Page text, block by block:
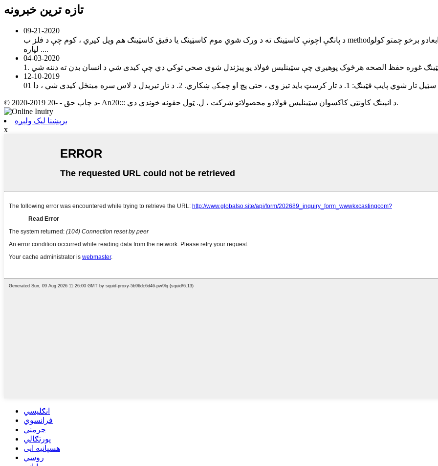
تازه ترین خبرونه
09-21-2020
د پانګې اچونې کاسټینګ ته د ورک شوي موم کاسټینګ یا دقیق کاسټینګ هم ویل کیږي ، کوم چې د فلز ب methodه کولو میتود دی چې د سخت زغم ، پیچلي داخلي رګونو او دقیق ابعادو برخو چمتو کولو
لپاره ....
04-03-2020
12-10-2019
© د چاپ حق - -20 2019-2020- An20::: د انپینګ کاونټي کاکسوان سټینلیس فولادو محصولاتو شرکت ، ل. ټول حقونه خوندي دي.
برېښنا لیک ولېږه
x
انګلیسي
فرانسوي
جرمني
پورتګالي
هسپانیه ایی
روسي